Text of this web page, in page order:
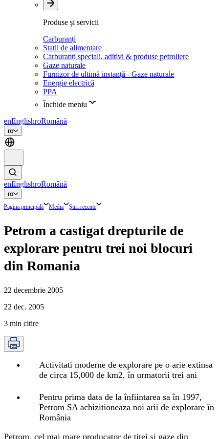
Produse și servicii
Carburanți
Stații de alimentare
Carburanți speciali, aditivi & produse petroliere
Gaze naturale
Furnizor de ultimă instanță - Gaze naturale
Energie electrică
PPA
Închide meniu
enEnglishroRomână
ro
enEnglishroRomână
ro
Pagina principală Media Știri recente
Petrom a castigat drepturile de
explorare pentru trei noi blocuri
din Romania
22 decembrie 2005
22 dec. 2005
3 min citire
Activitati moderne de explorare pe o arie extinsa
de circa 15,000 de km2, în urmatorii trei ani
Pentru prima data de la înfiintarea sa în 1997,
Petrom SA achizitioneaza noi arii de explorare în
România
Petrom, cel mai mare producator de titei si gaze din